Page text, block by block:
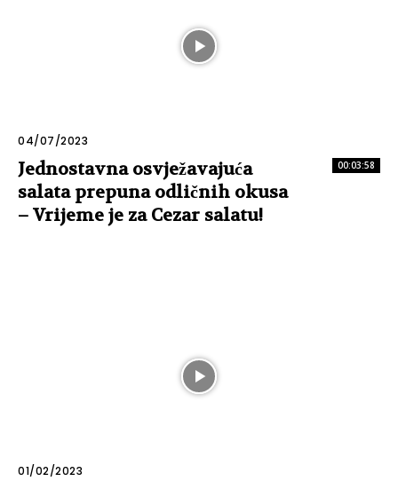
00:03:58
04/07/2023
Jednostavna osvježavajuća
salata prepuna odličnih okusa
– Vrijeme je za Cezar salatu!
01/02/2023